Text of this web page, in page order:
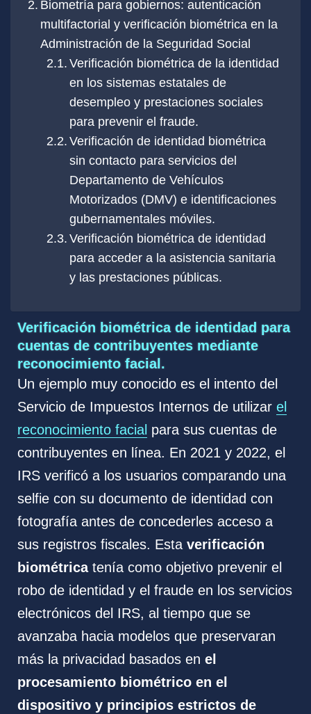
Biometría para gobiernos: autenticación
multifactorial y verificación biométrica en la
Administración de la Seguridad Social
Verificación biométrica de la identidad
en los sistemas estatales de
desempleo y prestaciones sociales
para prevenir el fraude.
Verificación de identidad biométrica
sin contacto para servicios del
Departamento de Vehículos
Motorizados (DMV) e identificaciones
gubernamentales móviles.
Verificación biométrica de identidad
para acceder a la asistencia sanitaria
y las prestaciones públicas.
Verificación biométrica de identidad para
cuentas de contribuyentes mediante
reconocimiento facial.
Un ejemplo muy conocido es el intento del
Servicio de Impuestos Internos de utilizar el
reconocimiento facial para sus cuentas de
contribuyentes en línea. En 2021 y 2022, el
IRS verificó a los usuarios comparando una
selfie con su documento de identidad con
fotografía antes de concederles acceso a
sus registros fiscales. Esta verificación
biométricatenía como objetivo prevenir el
robo de identidad y el fraude en los servicios
electrónicos del IRS, al tiempo que se
avanzaba hacia modelos que preservaran
más la privacidad basados en el
procesamiento biométrico en el
dispositivo y principios estrictos de